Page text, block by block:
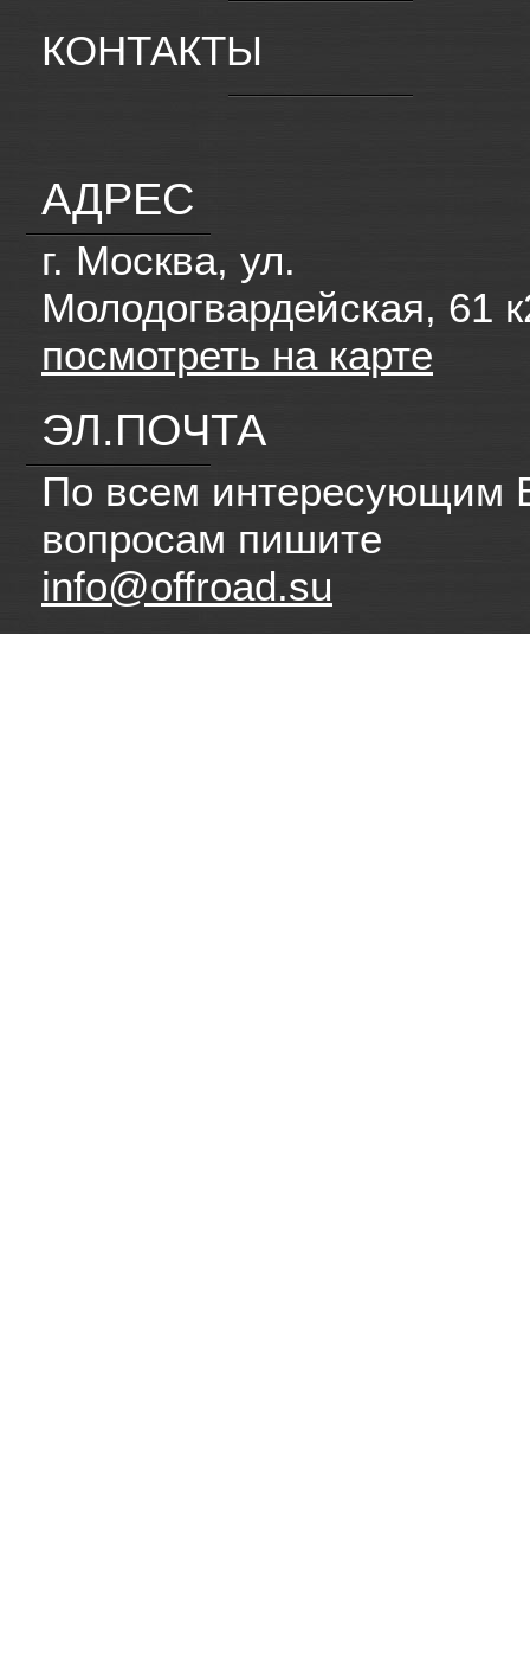
КОНТАКТЫ
АДРЕС
г. Москва, ул.
Молодогвардейская, 61
посмотреть на карте
ЭЛ.ПОЧТА
По всем интересующим
вопросам пишите
info@offroad.su